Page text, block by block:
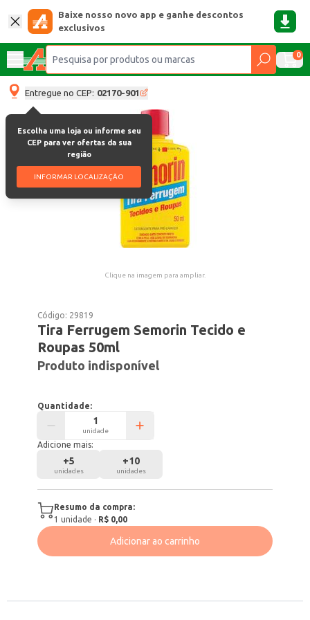
Baixe nosso novo app e ganhe descontos
exclusivos
0
Entregue no CEP: 02170-901
Escolha uma loja ou informe seu
CEP para ver ofertas da sua
região
INFORMAR LOCALIZAÇÃO
Clique na imagem para ampliar.
Código: 29819
Tira Ferrugem Semorin Tecido e
Roupas 50ml
Produto indisponível
Quantidade:
unidade
Adicione mais:
+5
unidades
+10
unidades
Resumo da compra:
1 unidade · R$ 0,00
Adicionar ao carrinho